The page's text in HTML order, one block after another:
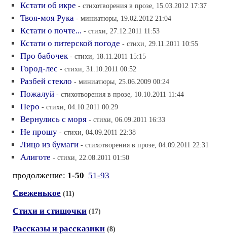
Кстати об икре - стихотворения в прозе, 15.03.2012 17:37
Твоя-моя Рука - миниатюры, 19.02.2012 21:04
Кстати о почте... - стихи, 27.12.2011 11:53
Кстати о питерской погоде - стихи, 29.11.2011 10:55
Про бабочек - стихи, 18.11.2011 15:15
Город-лес - стихи, 31.10.2011 00:52
Разбей стекло - миниатюры, 25.06.2009 00:24
Пожалуй - стихотворения в прозе, 10.10.2011 11:44
Перо - стихи, 04.10.2011 00:29
Вернулись с моря - стихи, 06.09.2011 16:33
Не прошу - стихи, 04.09.2011 22:38
Лицо из бумаги - стихотворения в прозе, 04.09.2011 22:31
Алиготе - стихи, 22.08.2011 01:50
продолжение: 1-50 51-93
Свеженькое (11)
Стихи и стишочки (17)
Рассказы и рассказики (8)